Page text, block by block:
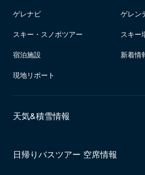
ゲレナビ ゲレン
スキー・スノボツアー スキー
宿泊施設 新着情
現地リポート
天気&積雪情報
日帰りバスツアー 空席情報